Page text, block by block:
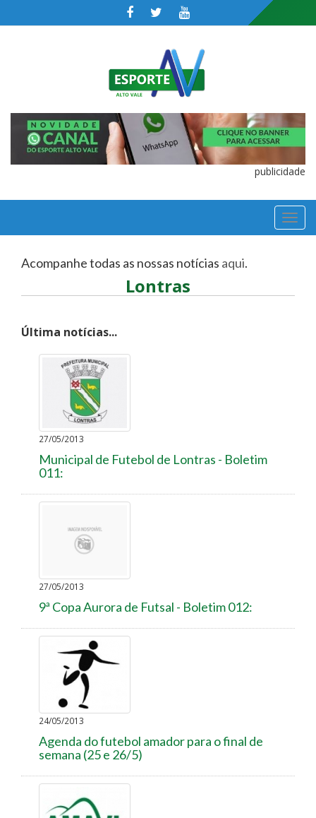
publicidade
Acompanhe todas as nossas notícias aqui.
Lontras
Última notícias...
27/05/2013
Municipal de Futebol de Lontras - Boletim
011:
27/05/2013
9ª Copa Aurora de Futsal - Boletim 012:
24/05/2013
Agenda do futebol amador para o final de
semana (25 e 26/5)